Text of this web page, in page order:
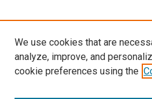
We use cookies that are
analyze, improve, and
cookie preferences using the